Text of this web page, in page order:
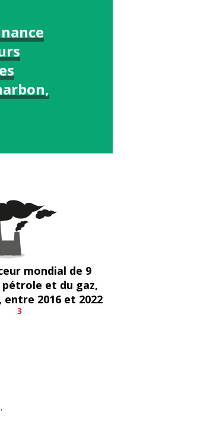
mondial de 9
pétrole et du gaz,
2016 et 2022
3